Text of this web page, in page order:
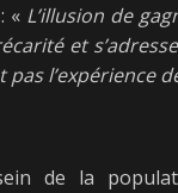
« L’illusion de
et
pas l’expérience
de la